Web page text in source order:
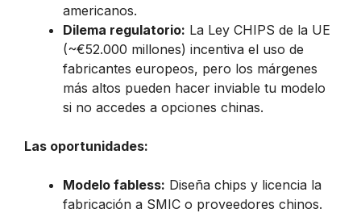
americanos.
Dilema regulatorio: La Ley CHIPS de la UE
(~€52.000 millones) incentiva el uso de
fabricantes europeos, pero los márgenes
más altos pueden hacer inviable tu modelo
si no accedes a opciones chinas.
Las oportunidades:
Modelo fabless: Diseña chips y licencia la
fabricación a SMIC o proveedores chinos.